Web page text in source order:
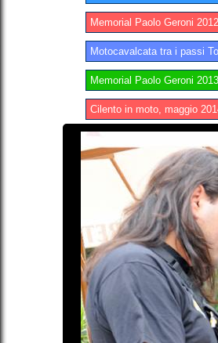
Memorial Paolo Geroni 2012
Motocavalcata tra i passi
Memorial Paolo Geroni 2013
Cilento in moto, maggio